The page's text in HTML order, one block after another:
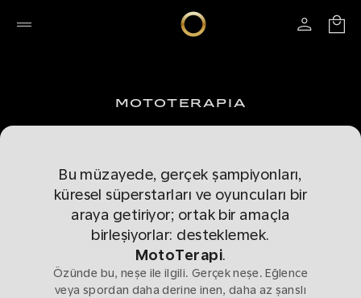
MOTOTERAPIA
Bu müzayede, gerçek şampiyonları,
küresel süperstarları ve oyuncuları bir
araya getiriyor; ortak bir amaçla
birleşiyorlar: desteklemek.
MotoTerapi.
Özünde bu, neşe ile ilgili. Gerçek neşe. Eğlence
veya spordan daha derine inen, daha az şanslı